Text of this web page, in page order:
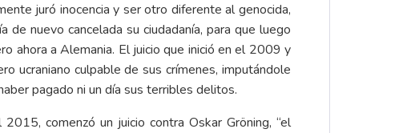
juró inocencia y ser otro diferente al genocida,
nuevo cancelada su ciudadanía, para que luego
ahora a Alemania. El juicio que inició en el 2009 y
ucraniano culpable de sus crímenes, imputándole
pagado ni un día sus terribles delitos.
comenzó un juicio contra Oskar Gröning, “el